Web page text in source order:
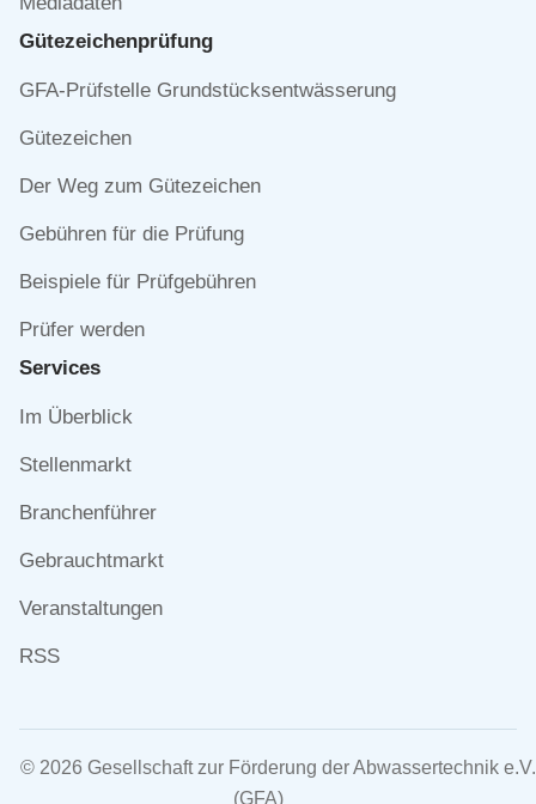
Gütezeichen­prüfung
Navigation
GFA-Prüfstelle Grundstücksentwässerung
Gütezeichen
Der Weg zum Gütezeichen
Gebühren für die Prüfung
Beispiele für Prüfgebühren
Prüfer werden
Services
Navigation
Im Überblick
Stellenmarkt
Branchenführer
Gebrauchtmarkt
Veranstaltungen
RSS
© 2026 Gesellschaft zur Förderung der Abwassertechnik e.V.
(GFA)